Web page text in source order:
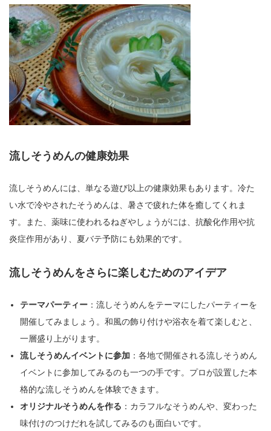
流しそうめんの健康効果
流しそうめんには、単なる遊び以上の健康効果もあります。冷た
い水で冷やされたそうめんは、暑さで疲れた体を癒してくれま
す。また、薬味に使われるねぎやしょうがには、抗酸化作用や抗
炎症作用があり、夏バテ予防にも効果的です。
流しそうめんをさらに楽しむためのアイデア
テーマパーティー ：流しそうめんをテーマにしたパーティーを
開催してみましょう。和風の飾り付けや浴衣を着て楽しむと、
一層盛り上がります。
流しそうめんイベントに参加 ：各地で開催される流しそうめん
イベントに参加してみるのも一つの手です。プロが設置した本
格的な流しそうめんを体験できます。
オリジナルそうめんを作る ：カラフルなそうめんや、変わった
味付けのつけだれを試してみるのも面白いです。